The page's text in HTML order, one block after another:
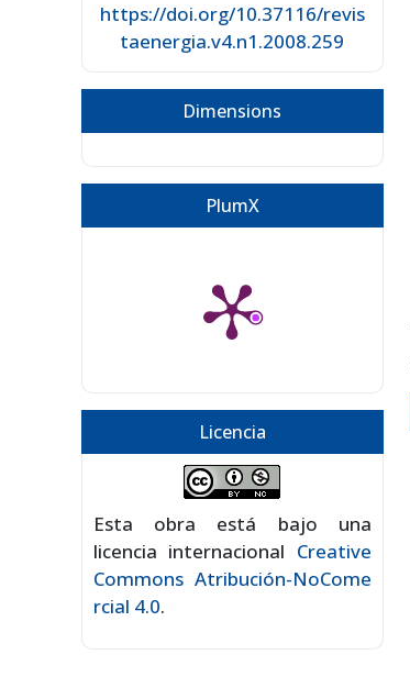
https://doi.org/10.37116/revis
taenergia.v4.n1.2008.259
Dimensions
PlumX
Licencia
Esta obra está bajo una
licencia internacional Creative
Commons Atribución-NoCome
rcial 4.0.